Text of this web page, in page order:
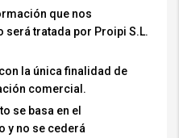
que nos
tratada por Proipi S.L.
la única finalidad de
comercial.
se basa en el
y no se cederá